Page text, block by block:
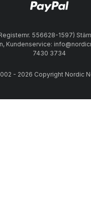
556628-1597)
Kundenservice:
7430 3734
- 2026 Copyright Nordic